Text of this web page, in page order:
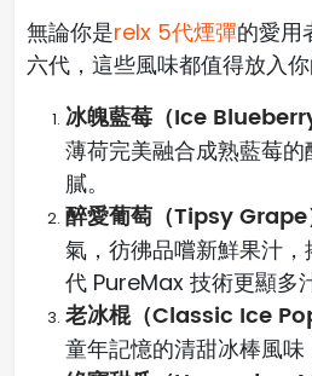
無論你是relx 5代煙彈的愛用
六代，這些風味都值得放入你
冰魄藍莓（Ice
薄荷完美融合成熟藍莓
膩。
醉愛葡萄（Tipsy
氣，彷彿品嚐新鮮果汁
代 PureMax 技術更顯多
老冰棍（Classic Ice
童年記憶的清甜冰棒風味